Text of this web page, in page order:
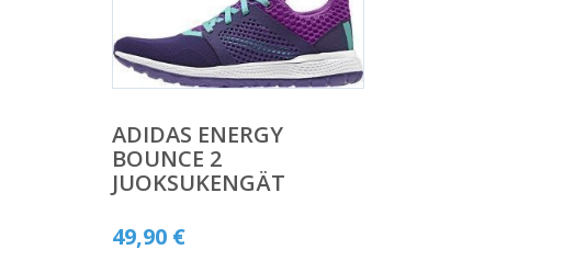
ADIDAS ENERGY
BOUNCE 2
JUOKSUKENGÄT
49,90 €